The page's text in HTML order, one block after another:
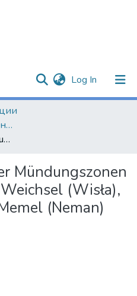
Log In (current)
Публикации в зарубежных изданиях
Veränderungen der Mündungszonen der Ostseeflüsse: Weichsel (Wisła), Düna (Daugava), Memel (Neman)
Mündungszonen
(Wisła),
(Neman)